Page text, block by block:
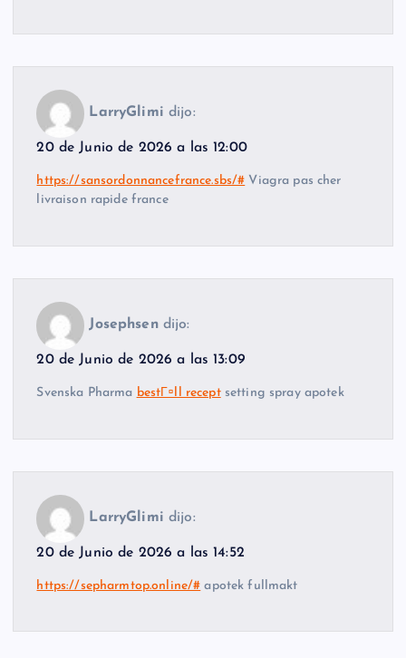
LarryGlimi dijo:
20 de Junio de 2026 a las 12:00
https://sansordonnancefrance.sbs/# Viagra pas cher
livraison rapide france
Josephsen dijo:
20 de Junio de 2026 a las 13:09
Svenska Pharma bestГ¤ll receptsetting spray apotek
LarryGlimi dijo:
20 de Junio de 2026 a las 14:52
https://sepharmtop.online/# apotek fullmakt